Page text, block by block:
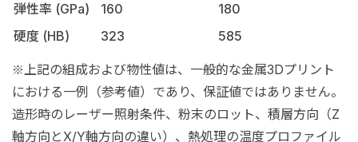
弾性率 (GPa)
160
180
硬度 (HB)
323 585
※上記の組成および物性値は、一般的な金属3Dプリント
における一例（参考値）であり、保証値ではありません。
造形時のレーザー照射条件、粉末のロット、積層方向（Z
軸方向とX/Y軸方向の違い）、熱処理の温度プロファイル